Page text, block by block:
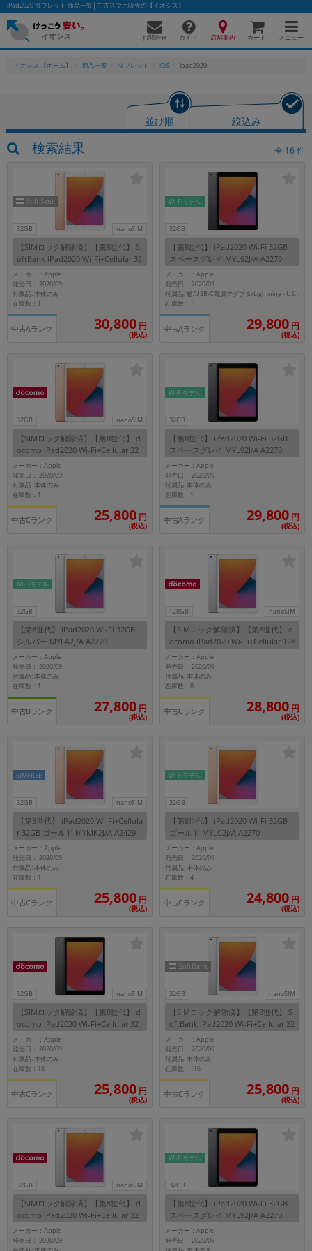
iPad2020 タブレット 商品一覧│中古スマホ販売の【イオシス】
お問合せ ガイド 店舗案内 カート メニュー
イオシス 【ホーム】 商品一覧 タブレット iOS ipad2020
並び順 絞込み
検索結果 全 16件
32GB nanoSIM
【SIMロック解除済】【第8世代】 S
oftBank iPad2020 Wi-Fi+Cellular 32
GB ゴールド MYMK2J/A A2429
メーカー：Apple
発売日： 2020/09
付属品: 本体のみ
在庫数：1
中古Aランク 30,800 円
(税込)
32GB
Wi-Fiモデル
【第8世代】 iPad2020 Wi-Fi 32GB
スペースグレイ MYL92J/A A2270
メーカー：Apple
発売日： 2020/09
付属品: 箱/USB-C電源アダプタ/Lightning - USB-Cケーブル/マニュアル
在庫数：1
中古Aランク 29,800 円
(税込)
32GB nanoSIM
【SIMロック解除済】【第8世代】 d
ocomo iPad2020 Wi-Fi+Cellular 32
GB ゴールド MYMK2J/A A2429
メーカー：Apple
発売日： 2020/09
付属品: 本体のみ
在庫数：1
中古Cランク 25,800 円
(税込)
32GB
Wi-Fiモデル
【第8世代】 iPad2020 Wi-Fi 32GB
スペースグレイ MYL92J/A A2270
メーカー：Apple
発売日： 2020/09
付属品: 本体のみ
在庫数：1
中古Aランク 29,800 円
(税込)
32GB
Wi-Fiモデル
【第8世代】 iPad2020 Wi-Fi 32GB
シルバー MYLA2J/A A2270
メーカー：Apple
発売日： 2020/09
付属品: 本体のみ
在庫数：1
中古Bランク 27,800 円
(税込)
128GB nanoSIM
【SIMロック解除済】【第8世代】 d
ocomo iPad2020 Wi-Fi+Cellular 128
GB シルバー MYMM2J/A A2429
メーカー：Apple
発売日： 2020/09
付属品: 本体のみ
在庫数：8
中古Cランク 28,800 円
(税込)
32GB nanoSIM
SIMFREE
【第8世代】 iPad2020 Wi-Fi+Cellula
r 32GB ゴールド MYMK2J/A A2429
【国内版SIMフリー】
メーカー：Apple
発売日： 2020/09
付属品: 本体のみ
在庫数：1
中古Cランク 25,800 円
(税込)
32GB
Wi-Fiモデル
【第8世代】 iPad2020 Wi-Fi 32GB
ゴールド MYLC2J/A A2270
メーカー：Apple
発売日： 2020/09
付属品: 本体のみ
在庫数：4
中古Cランク 24,800 円
(税込)
32GB nanoSIM
【SIMロック解除済】【第8世代】 d
ocomo iPad2020 Wi-Fi+Cellular 32
GB スペースグレイ MYMH2J/A A242
9
メーカー：Apple
発売日： 2020/09
付属品: 本体のみ
在庫数：18
中古Cランク 25,800 円
(税込)
32GB nanoSIM
【SIMロック解除済】【第8世代】 S
oftBank iPad2020 Wi-Fi+Cellular 32
GB シルバー MYMJ2J/A A2429
メーカー：Apple
発売日： 2020/09
付属品: 本体のみ
在庫数：116
中古Cランク 25,800 円
(税込)
32GB nanoSIM
【SIMロック解除済】【第8世代】 d
ocomo iPad2020 Wi-Fi+Cellular 32
GB シルバー MYMJ2J/A A2429
メーカー：Apple
発売日： 2020/09
32GB
Wi-Fiモデル
【第8世代】 iPad2020 Wi-Fi 32GB
スペースグレイ MYL92J/A A2270
メーカー：Apple
発売日： 2020/09
かんたんパソコン検索に切り替える
フリーワード
Let's noteEliteBook
商品ジャンルの絞り込み
「スマートフォン」「タブレット」など
シリーズ
商品シリーズ名・ブランド名の絞り込み。
「iPhone」「Xperia」「Galaxy」など
「Apple」「SONY」「SHARP」など
機能・特徴
商品の搭載機能による絞り込み
「5G対応」「防水」「ワンセグ」など
ドライブ
ランク
商品状態の絞り込み
「新品」「未使用」「中古」など
OS
OSの絞り込み
メモリ
~
容量
~
円 ～ 円
発売日
年
各項目のチェックボックスは「or検索」となります。
ただし機能別のみ「and検索」となります。